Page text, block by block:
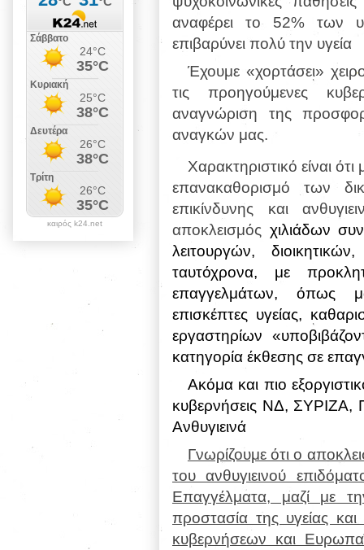
αναφέρει το 52% των
επιβαρύνει πολύ την υγεία
Έχουμε «χορτάσει»
τις προηγούμενες
αναγνώριση της
αναγκών μας.
Χαρακτηριστικό είναι
επανακαθορισμό των
επικίνδυνης και
αποκλεισμός χιλιάδων
λειτουργών,
ταυτόχρονα, με
επαγγελμάτων, όπως
επισκέπτες υγείας,
εργαστηρίων
κατηγορία έκθεσης σε
Ακόμα και πιο
κυβερνήσεις ΝΔ,
Ανθυγιεινά
Γνωρίζουμε ότι ο
του ανθυγιεινού
Επαγγέλματα, μαζί με
προστασία της υγείας
κυβερνήσεων και
καιρός k24.net